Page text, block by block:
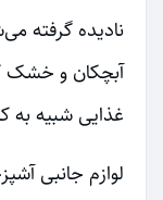
نادیده گرفته
آبچکان و خشک
غذایی شبیه به
لوازم جانبی